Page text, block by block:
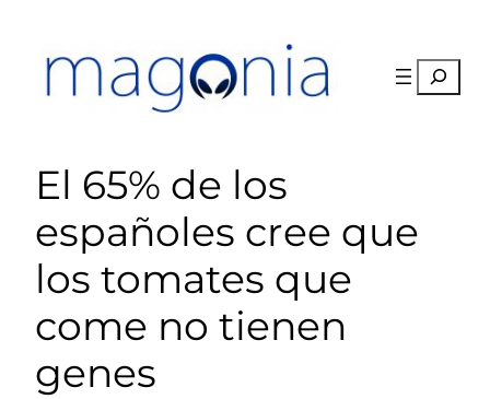
contenido
Buscar
El 65% de los
españoles cree que
los tomates que
come no tienen
genes